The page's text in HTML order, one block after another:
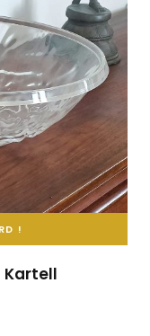
!
Kartell